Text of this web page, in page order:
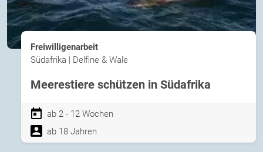
Freiwilligenarbeit
Südafrika | Delfine & Wale
Meerestiere schützen in Südafrika
ab 2 - 12 Wochen
ab 18 Jahren